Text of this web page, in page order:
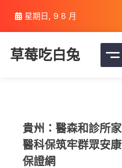
content
星期日, 9 8 月
草莓吃白兔
貴州：醫森和診所家
醫科保筑牢群眾安康
保證網